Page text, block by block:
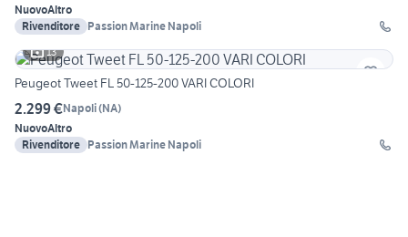
NuovoAltro
Rivenditore Passion Marine Napoli
13
Peugeot Tweet FL 50-125-200 VARI COLORI
2.299 €Napoli(NA)
NuovoAltro
Rivenditore Passion Marine Napoli